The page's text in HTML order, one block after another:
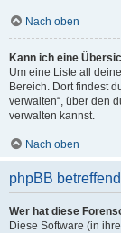
Nach oben
Kann ich eine
Um eine Liste all
Bereich. Dort findest
verwalten“, über den
verwalten kannst.
Nach oben
phpBB
Wer hat diese
Diese Software (in